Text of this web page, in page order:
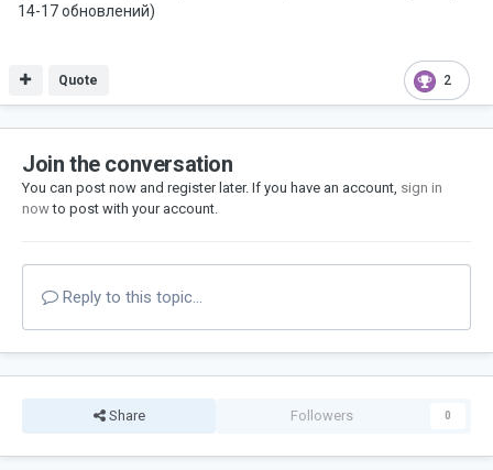
14-17 обновлений)
2
Quote
Join the conversation
You can post now and register later. If you have an account, sign in
nowto post with your account.
Reply to this topic...
Share Followers 0